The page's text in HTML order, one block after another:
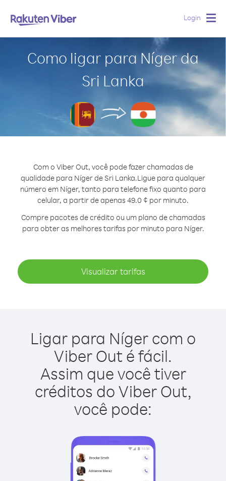
Login
Como ligar para Níger da
Sri Lanka
Com o Viber Out, você pode fazer chamadas de
qualidade para Níger de Sri Lanka.Ligue para qualquer
número em Níger, tanto para telefone fixo quanto para
celular, a partir de apenas 49.0 ¢ por minuto.
Compre pacotes de crédito ou um plano de chamadas
para obter as melhores tarifas por minuto para Níger.
Visualizar tarifas
Ligar para Níger com o
Viber Out é fácil.
Assim que você tiver
créditos do Viber Out,
você pode: